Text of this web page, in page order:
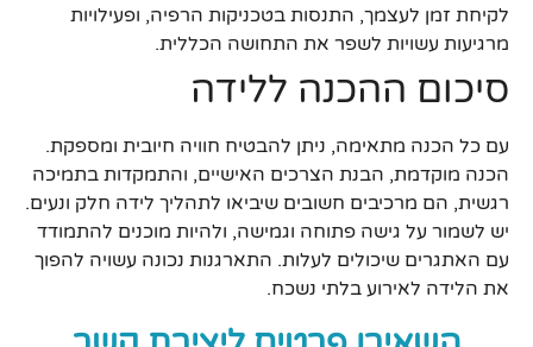
לקיחת זמן לעצמך, התנסות בטכניקות הרפיה, ופעילויות
מרגיעות עשויות לשפר את התחושה הכללית.
סיכום ההכנה ללידה
עם כל הכנה מתאימה, ניתן להבטיח חוויה חיובית ומספקת.
הכנה מוקדמת, הבנת הצרכים האישיים, והתמקדות בתמיכה
רגשית, הם מרכיבים חשובים שיביאו לתהליך לידה חלק ונעים.
יש לשמור על גישה פתוחה וגמישה, ולהיות מוכנים להתמודד
עם האתגרים שיכולים לעלות. התארגנות נכונה עשויה להפוך
את הלידה לאירוע בלתי נשכח.